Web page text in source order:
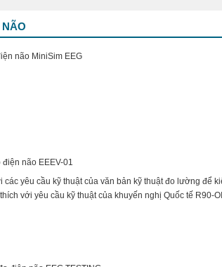
não MiniSim EEG
não EEEV-01
yêu cầu kỹ thuật của văn bản kỹ thuật đo lường để
với yêu cầu kỹ thuật của khuyến nghị Quốc tế R90-